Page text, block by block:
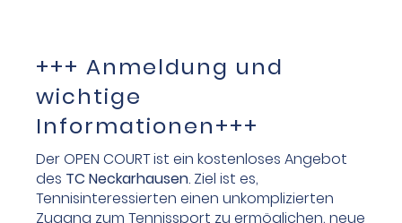
+++ Anmeldung und
wichtige
Informationen+++
Der OPEN COURT ist ein kostenloses Angebot
des TC Neckarhausen. Ziel ist es,
Tennisinteressierten einen unkomplizierten
Zugang zum Tennissport zu ermöglichen, neue